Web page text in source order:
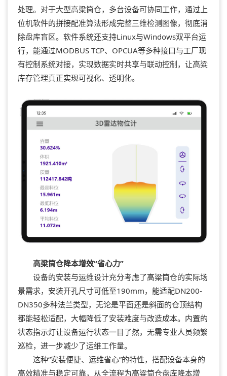
处理。对于大型高粱筒仓，多台设备可协同工作，通过上
位机软件的拼接配准算法形成完整三维检测图像，彻底消
除盘库盲区。软件系统还支持Linux与Windows双平台运
行，能通过MODBUS TCP、OPCUA等多种接口与工厂现
有控制系统对接，实现数据实时共享与联动控制，让高粱
库存管理真正实现可视化、透明化。
高粱筒仓降本增效“省心力”
设备的安装与运维设计充分考虑了高粱筒仓的实际场
景需求，安装开孔尺寸可低至190mm，能适配DN200-
DN350多种法兰类型，无论是平面还是斜面的仓顶结构
都能轻松适配，大幅降低了安装难度与改造成本。内置的
状态指示灯让设备运行状态一目了然，无需专业人员频繁
巡检，进一步减少了运维工作量。
这种“安装便捷、运维省心”的特性，搭配设备本身的
高效精准与稳定可靠，从全流程为高粱筒仓盘库降本增